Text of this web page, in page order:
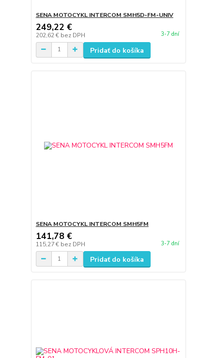
SENA MOTOCYKL INTERCOM SMH5D-FM-UNIV
249,22 €
202,62 € bez DPH 3-7 dní
Pridať do košíka
SENA MOTOCYKL INTERCOM SMH5FM
141,78 €
115,27 € bez DPH 3-7 dní
Pridať do košíka